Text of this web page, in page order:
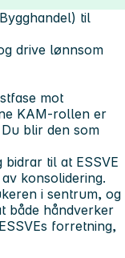
til
drive lønnsom
mot
KAM-rollen er
blir den som
til at ESSVE
konsolidering.
i sentrum, og
både håndverker
forretning,